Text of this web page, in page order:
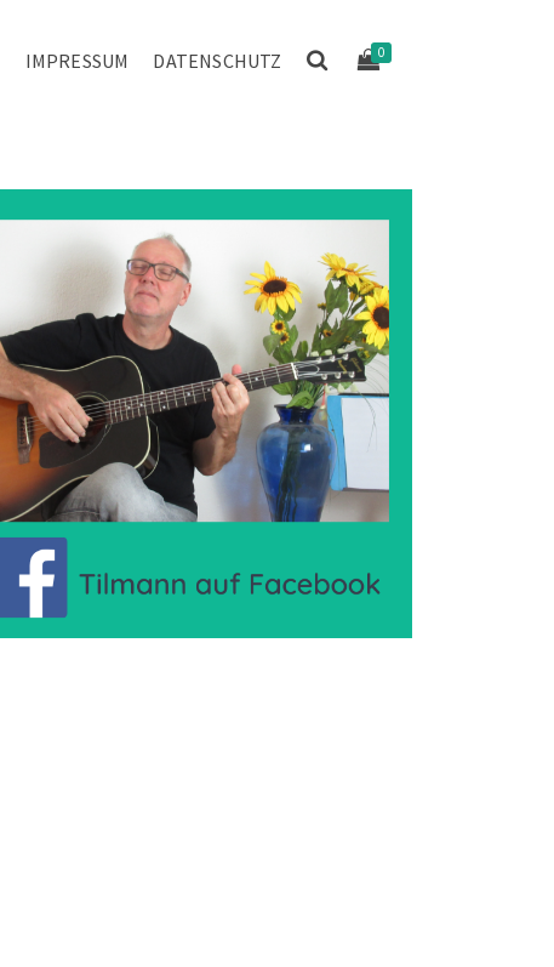
IMPRESSUM DATENSCHUTZ 0